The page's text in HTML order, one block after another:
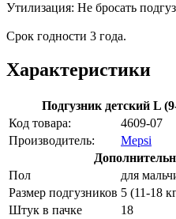
Утилизация: Не бросать
Срок годности 3 года.
Характеристики
Подгузник детский L
Код товара:
4609-07
Производитель:
Mepsi
Пол
для
Размер подгузников 5 (11-18
Штук в пачке
18